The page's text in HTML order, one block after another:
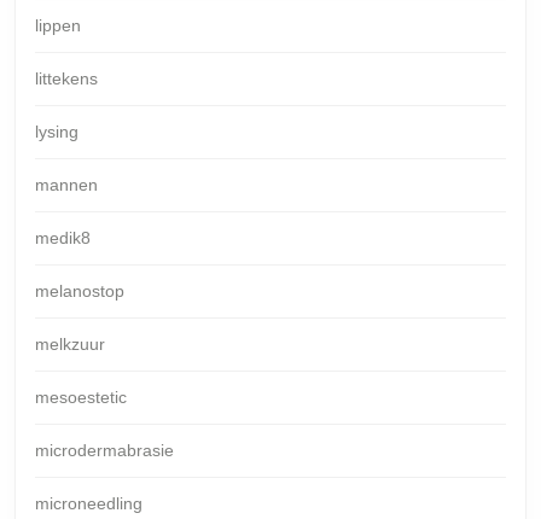
lippen
littekens
lysing
mannen
medik8
melanostop
melkzuur
mesoestetic
microdermabrasie
microneedling